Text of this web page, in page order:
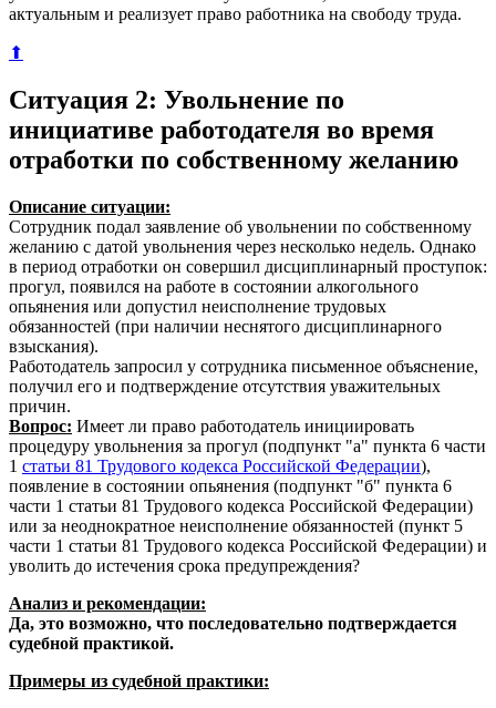
актуальным и реализует право работника на свободу труда.
⬆
Ситуация 2: Увольнение по
инициативе работодателя во время
отработки по собственному желанию
Описание ситуации:
Сотрудник подал заявление об увольнении по собственному
желанию с датой увольнения через несколько недель. Однако
в период отработки он совершил дисциплинарный проступок:
прогул, появился на работе в состоянии алкогольного
опьянения или допустил неисполнение трудовых
обязанностей (при наличии неснятого дисциплинарного
взыскания).
Работодатель запросил у сотрудника письменное объяснение,
получил его и подтверждение отсутствия уважительных
причин.
Вопрос: Имеет ли право работодатель инициировать
процедуру увольнения за прогул (подпункт "а" пункта 6 части
1 статьи 81 Трудового кодекса Российской Федерации),
появление в состоянии опьянения (подпункт "б" пункта 6
части 1 статьи 81 Трудового кодекса Российской Федерации)
или за неоднократное неисполнение обязанностей (пункт 5
части 1 статьи 81 Трудового кодекса Российской Федерации) и
уволить до истечения срока предупреждения?
Анализ и рекомендации:
Да, это возможно, что последовательно подтверждается
судебной практикой.
Примеры из судебной практики: